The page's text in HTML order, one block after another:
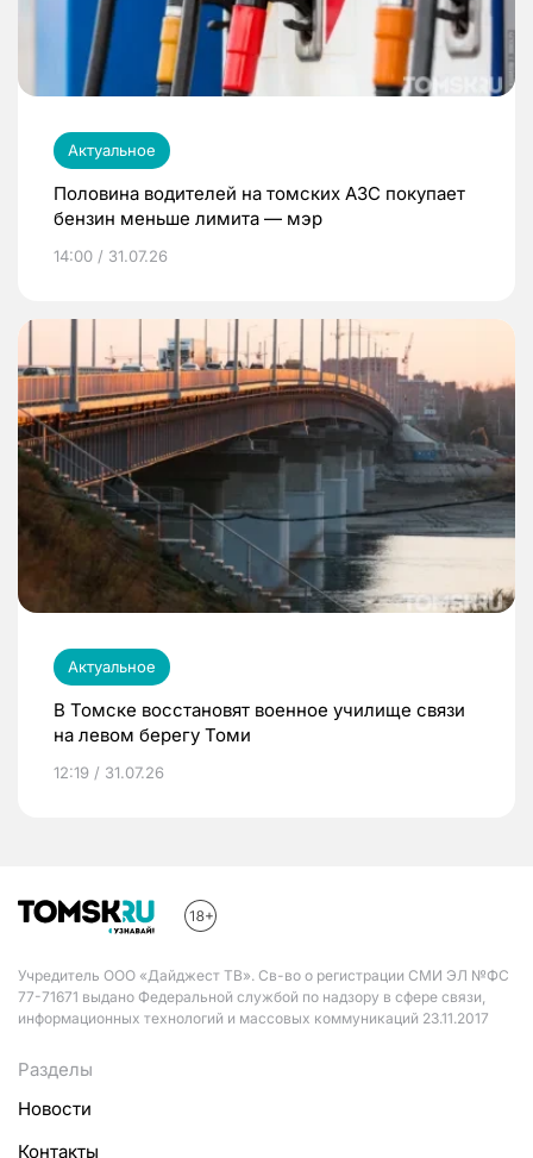
Актуальное
Половина водителей на томских АЗС покупает
бензин меньше лимита — мэр
14:00 / 31.07.26
Актуальное
В Томске восстановят военное училище связи
на левом берегу Томи
12:19 / 31.07.26
Учредитель ООО «Дайджест ТВ». Св-во о регистрации СМИ ЭЛ №ФС
77-71671 выдано Федеральной службой по надзору в сфере связи,
информационных технологий и массовых коммуникаций 23.11.2017
Разделы
Новости
Контакты